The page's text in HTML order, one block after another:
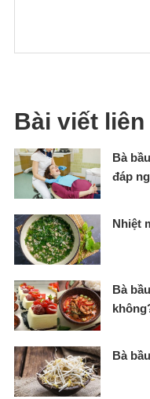
Bài viết liên
Bà
đáp
Nhiệt
Bà
Bà